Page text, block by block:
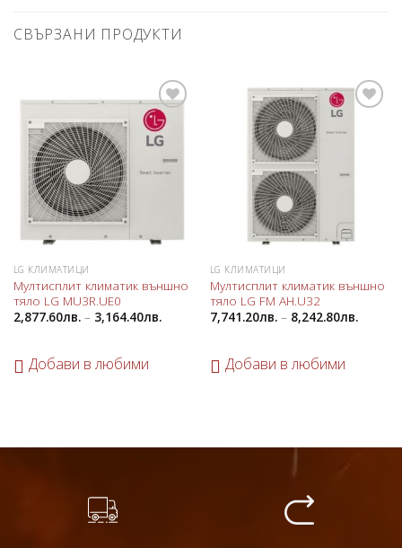
СВЪРЗАНИ ПРОДУКТИ
Добави
в
любими
LG КЛИМАТИЦИ
Мултисплит климатик външно
тяло LG MU3R.UЕ0
2,877.60лв.– 3,164.40лв.
Добави в любими
LG КЛИМАТИЦИ
Мултисплит климатик външно
тяло LG FM AH.U32
7,741.20лв.– 8,242.80лв.
Добави в любими